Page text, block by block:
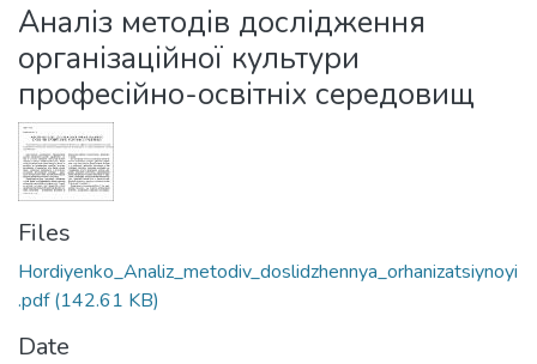
Statistics
Аналіз методів дослідження
організаційної культури
професійно-освітніх середовищ
Files
Hordiyenko_Analiz_metodiv_doslidzhennya_orhanizatsiynoyi
.pdf(142.61 KB)
Date